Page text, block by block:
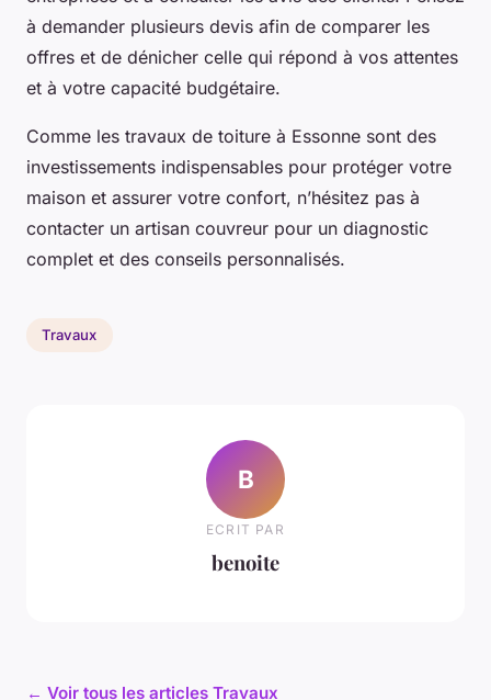
à demander plusieurs devis afin de comparer les
offres et de dénicher celle qui répond à vos attentes
et à votre capacité budgétaire.
Comme les travaux de toiture à Essonne sont des
investissements indispensables pour protéger votre
maison et assurer votre confort, n’hésitez pas à
contacter un artisan couvreur pour un diagnostic
complet et des conseils personnalisés.
Travaux
B
ECRIT PAR
benoite
← Voir tous les articles Travaux